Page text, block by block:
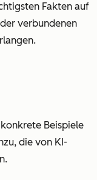
Fakten auf
verbundenen
Beispiele
die von KI-